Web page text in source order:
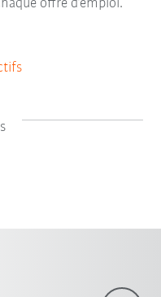
offre d’emploi.